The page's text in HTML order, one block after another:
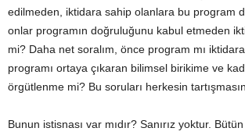
edilmeden, iktidara sahip olanlara bu program
onlar programın doğruluğunu kabul etmeden
mi? Daha net soralım, önce program mı
programı ortaya çıkaran bilimsel birikime ve
örgütlenme mi? Bu soruları herkesin
Bunun istisnası var mıdır? Sanırız yoktur.